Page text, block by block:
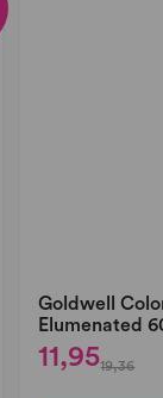
Goldwell
Elumenated
11,9519,36